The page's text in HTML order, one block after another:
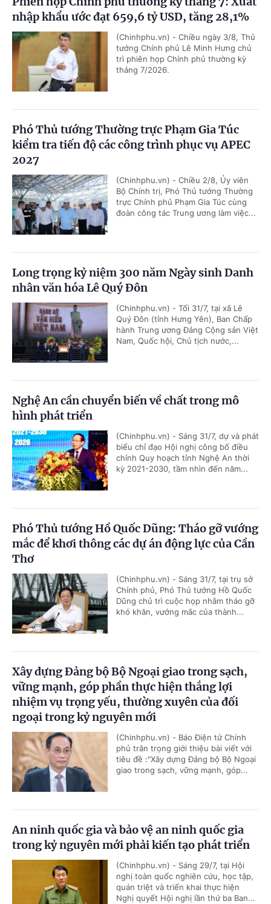
nhập khẩu ước đạt 659,6 tỷ USD, tăng 28,1%
(Chinhphu.vn) - Chiều ngày 3/8, Thủ
tướng Chính phủ Lê Minh Hưng chủ
trì phiên họp Chính phủ thường kỳ
tháng 7/2026.
Phó Thủ tướng Thường trực Phạm Gia Túc
kiểm tra tiến độ các công trình phục vụ APEC
2027
(Chinhphu.vn) - Chiều 2/8, Ủy viên
Bộ Chính trị, Phó Thủ tướng Thường
trực Chính phủ Phạm Gia Túc cùng
đoàn công tác Trung ương làm việc...
Long trọng kỷ niệm 300 năm Ngày sinh Danh
nhân văn hóa Lê Quý Đôn
(Chinhphu.vn) - Tối 31/7, tại xã Lê
Quý Đôn (tỉnh Hưng Yên), Ban Chấp
hành Trung ương Đảng Cộng sản Việt
Nam, Quốc hội, Chủ tịch nước,...
Nghệ An cần chuyển biến về chất trong mô
hình phát triển
(Chinhphu.vn) - Sáng 31/7, dự và phát
biểu chỉ đạo Hội nghị công bố điều
chỉnh Quy hoạch tỉnh Nghệ An thời
kỳ 2021-2030, tầm nhìn đến năm...
Phó Thủ tướng Hồ Quốc Dũng: Tháo gỡ vướng
mắc để khơi thông các dự án động lực của Cần
Thơ
(Chinhphu.vn) - Sáng 31/7, tại trụ sở
Chính phủ, Phó Thủ tướng Hồ Quốc
Dũng chủ trì cuộc họp nhằm tháo gỡ
khó khăn, vướng mắc của thành...
Xây dựng Đảng bộ Bộ Ngoại giao trong sạch,
vững mạnh, góp phần thực hiện thắng lợi
nhiệm vụ trọng yếu, thường xuyên của đối
ngoại trong kỷ nguyên mới
(Chinhphu.vn) - Báo Điện tử Chính
phủ trân trọng giới thiệu bài viết với
tiêu đề :"Xây dựng Đảng bộ Bộ Ngoại
giao trong sạch, vững mạnh, góp...
An ninh quốc gia và bảo vệ an ninh quốc gia
trong kỷ nguyên mới phải kiến tạo phát triển
(Chinhphu.vn) - Sáng 29/7, tại Hội
nghị toàn quốc nghiên cứu, học tập,
quán triệt và triển khai thực hiện
Nghị quyết Hội nghị lần thứ ba Ban...